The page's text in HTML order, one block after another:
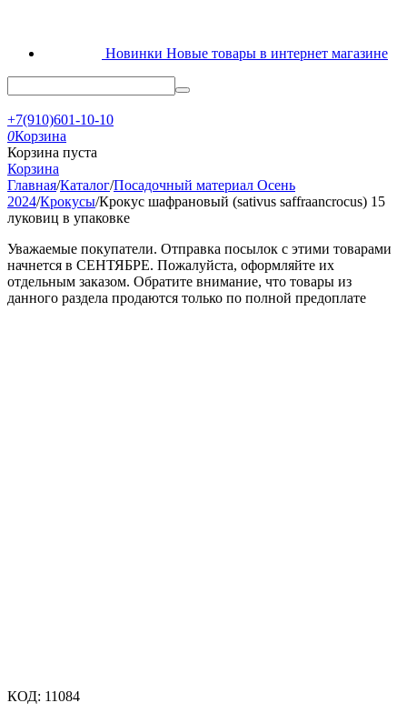
Новинки Новые товары в интернет магазине
+7(910)601-10-10
0Корзина
Корзина пуста
Корзина
Главная/Каталог/Посадочный материал Осень
2024/Крокусы/Крокус шафрановый (sativus saffraancrocus) 15
луковиц в упаковке
Уважаемые покупатели. Отправка посылок с этими товарами
начнется в СЕНТЯБРЕ. Пожалуйста, оформляйте их
отдельным заказом. Обратите внимание, что товары из
данного раздела продаются только по полной предоплате
КОД: 11084